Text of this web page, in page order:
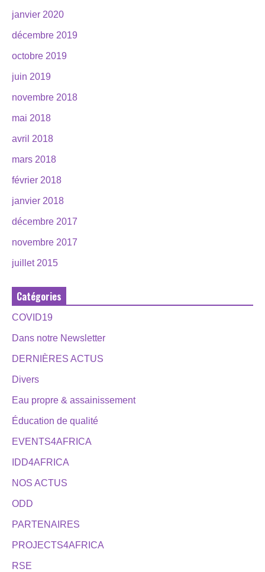
janvier 2020
décembre 2019
octobre 2019
juin 2019
novembre 2018
mai 2018
avril 2018
mars 2018
février 2018
janvier 2018
décembre 2017
novembre 2017
juillet 2015
Catégories
COVID19
Dans notre Newsletter
DERNIÈRES ACTUS
Divers
Eau propre & assainissement
Éducation de qualité
EVENTS4AFRICA
IDD4AFRICA
NOS ACTUS
ODD
PARTENAIRES
PROJECTS4AFRICA
RSE